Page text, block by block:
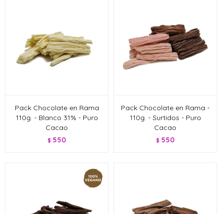
Pack Chocolate en Rama
110g. - Blanco 31% - Puro
Cacao
$ 550
Pack Chocolate en Rama -
110g. - Surtidos - Puro
Cacao
$ 550